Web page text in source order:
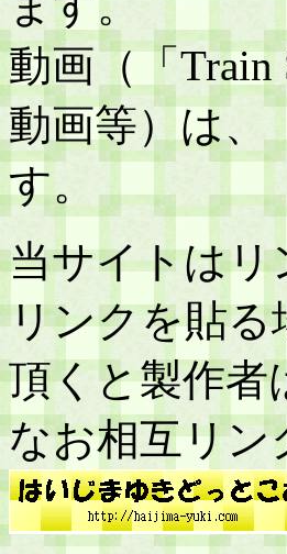
動画（「
動画等）は、
す。
当サイトはリ
リンクを貼る
頂くと製作者
なお相互リン